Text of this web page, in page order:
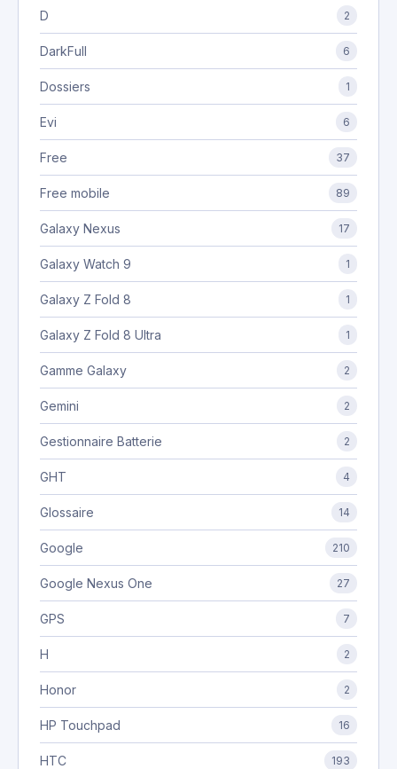
D 2
DarkFull 6
Dossiers 1
Evi 6
Free 37
Free mobile 89
Galaxy Nexus 17
Galaxy Watch 9 1
Galaxy Z Fold 8 1
Galaxy Z Fold 8 Ultra 1
Gamme Galaxy 2
Gemini 2
Gestionnaire Batterie 2
GHT 4
Glossaire 14
Google 210
Google Nexus One 27
GPS 7
H 2
Honor 2
HP Touchpad 16
HTC 193